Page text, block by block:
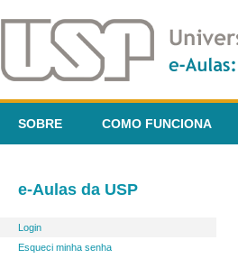
SOBRE COMO FUNCIONA
e-Aulas da USP
Login
Esqueci minha senha